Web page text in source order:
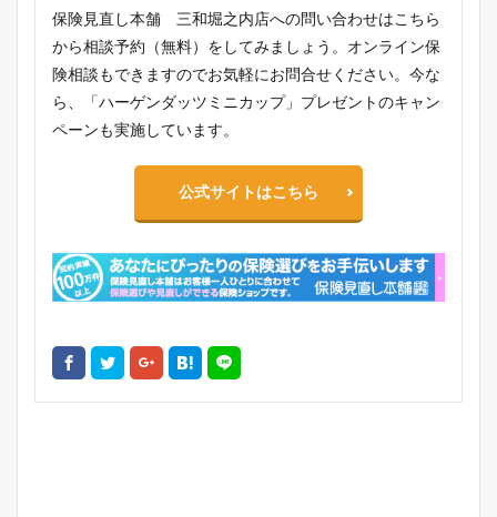
保険見直し本舗 三和堀之内店への問い合わせはこちら
から相談予約（無料）をしてみましょう。オンライン保
険相談もできますのでお気軽にお問合せください。今な
ら、「ハーゲンダッツミニカップ」プレゼントのキャン
ペーンも実施しています。
公式サイトはこちら